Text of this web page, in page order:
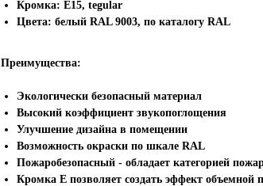
Кромка: Е15, tegular
Цвета: белый RAL 9003, по каталогу RAL
Преимущества:
Экологически безопасный материал
Высокий коэффициент звукопоглощения
Улучшение дизайна в помещении
Возможность окраски по шкале RAL
Пожаробезопасный - обладает категорией
Кромка Е позволяет создать эффект объемной